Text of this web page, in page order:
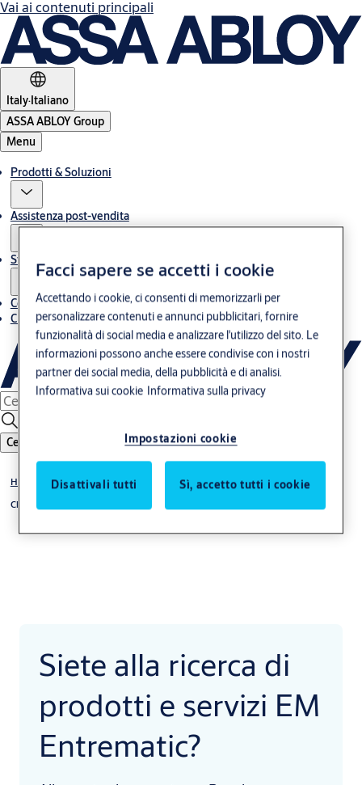
Vai ai contenuti principali
Italy·Italiano
ASSA ABLOY Group
Menu
Prodotti & Soluzioni
Assistenza post-vendita
Storie
Contatti
Chi siamo
Cerca
Home
Chi siamo
Siete alla ricerca di
prodotti e servizi EM
Entrematic?
Facci sapere se accetti i cookie
Accettando i cookie, ci consenti di memorizzarli per
personalizzare contenuti e annunci pubblicitari, fornire
funzionalità di social media e analizzare l'utilizzo del sito. Le
informazioni possono anche essere condivise con i nostri
partner dei social media, della pubblicità e di analisi.
Informativa sui cookie Informativa sulla privacy
Impostazioni cookie
Disattivali tutti Sì, accetto tutti i cookie